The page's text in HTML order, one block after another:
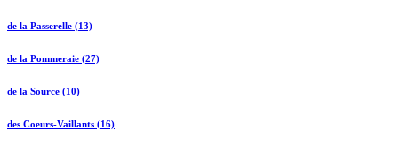
de la Passerelle (13)
de la Pommeraie (27)
de la Source (10)
des Coeurs-Vaillants (16)